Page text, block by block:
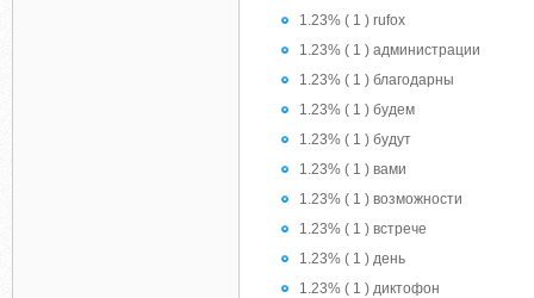
1.23% ( 1 ) rufox
1.23% ( 1 ) администрации
1.23% ( 1 ) благодарны
1.23% ( 1 ) будем
1.23% ( 1 ) будут
1.23% ( 1 ) вами
1.23% ( 1 ) возможности
1.23% ( 1 ) встрече
1.23% ( 1 ) день
1.23% ( 1 ) диктофон